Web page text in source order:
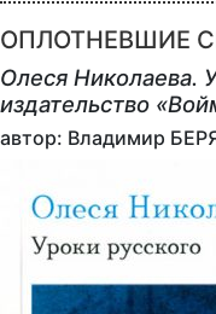
ОПЛОТНЕВШИЕ
Олеся Николаева.
издательство
автор: Владимир